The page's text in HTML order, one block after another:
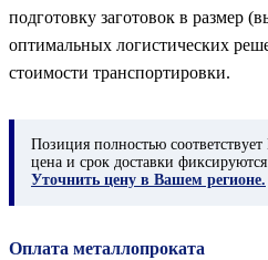
подготовку заготовок в размер
оптимальных логистических
стоимости транспортировки.
Позиция полностью
цена и срок доставки
Уточнить цену в Вашем регионе.
Оплата металлопроката